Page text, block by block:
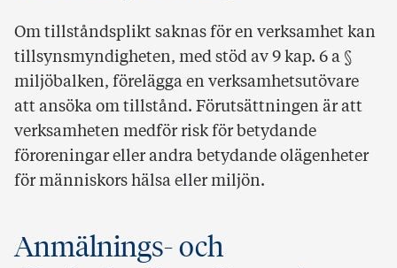
Om tillståndsplikt saknas för en verksamhet kan
tillsynsmyndigheten, med stöd av 9 kap. 6 a §
miljöbalken, förelägga en verksamhetsutövare
att ansöka om tillstånd. Förutsättningen är att
verksamheten medför risk för betydande
föroreningar eller andra betydande olägenheter
för människors hälsa eller miljön.
Anmälnings- och